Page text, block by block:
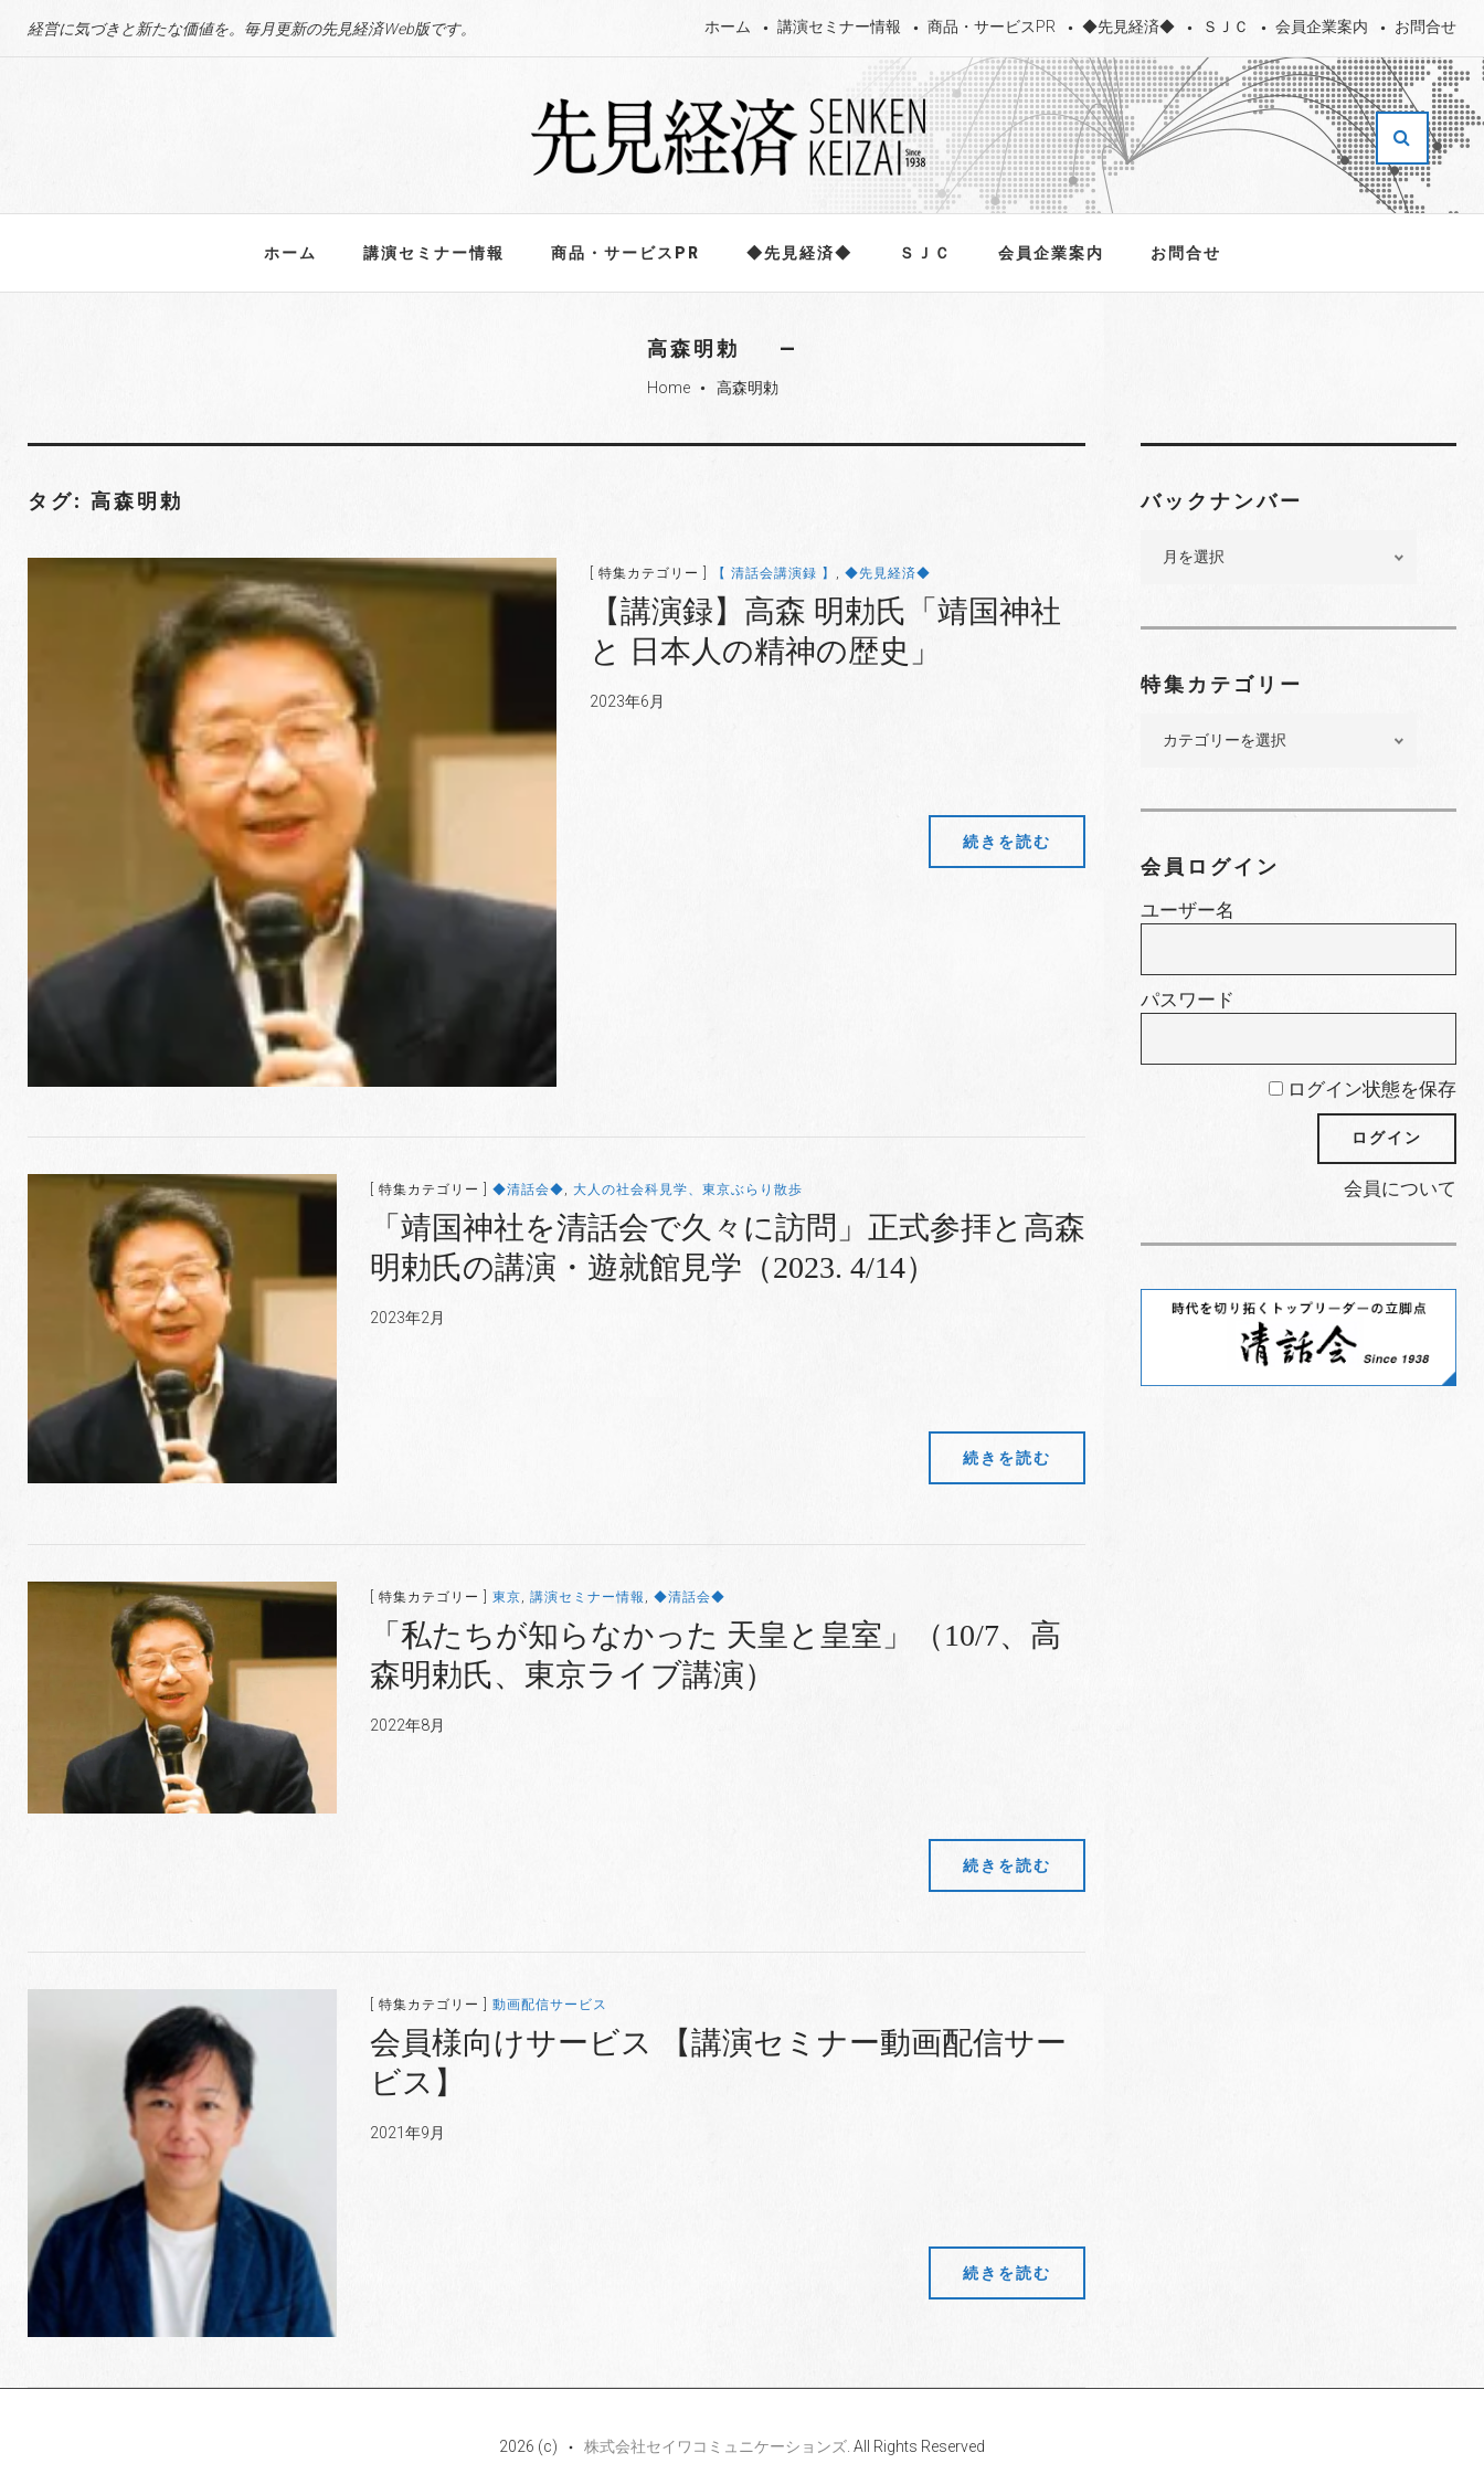
o
経営に気づきと新たな価値を。毎月更新の先見経済Web版です。 ホーム 講演セミナー情報 商品・サービスPR ◆先見経済◆ ＳＪＣ 会員企業案内 お問合せ
ホーム 講演セミナー情報 商品・サービスPR ◆先見経済◆ ＳＪＣ 会員企業案内 お問合せ
高森明勅
Home fiber_manual_record 高森明勅
タグ: 高森明勅
[ 特集カテゴリー ] 【 清話会講演録 】 , ◆先見経済◆
【講演録】高森 明勅氏「靖国神社
と 日本人の精神の歴史」
2023年6月
続きを読む
[ 特集カテゴリー ] ◆清話会◆, 大人の社会科見学、東京ぶらり散歩
「靖国神社を清話会で久々に訪問」正式参拝と高森
明勅氏の講演・遊就館見学（2023. 4/14）
2023年2月
続きを読む
[ 特集カテゴリー ] 東京, 講演セミナー情報 , ◆清話会◆
「私たちが知らなかった 天皇と皇室」（10/7、高
森明勅氏、東京ライブ講演）
2022年8月
続きを読む
[ 特集カテゴリー ] 動画配信サービス
会員様向けサービス 【講演セミナー動画配信サー
ビス】
2021年9月
続きを読む
バックナンバー
ナ
バ
特集カテゴリー
テ
リ
会員ログイン
ユーザー名
パスワード
ログイン状態を保存
会員について
2026 (c) 株式会社セイワコミュニケーションズ . All Rights Reserved